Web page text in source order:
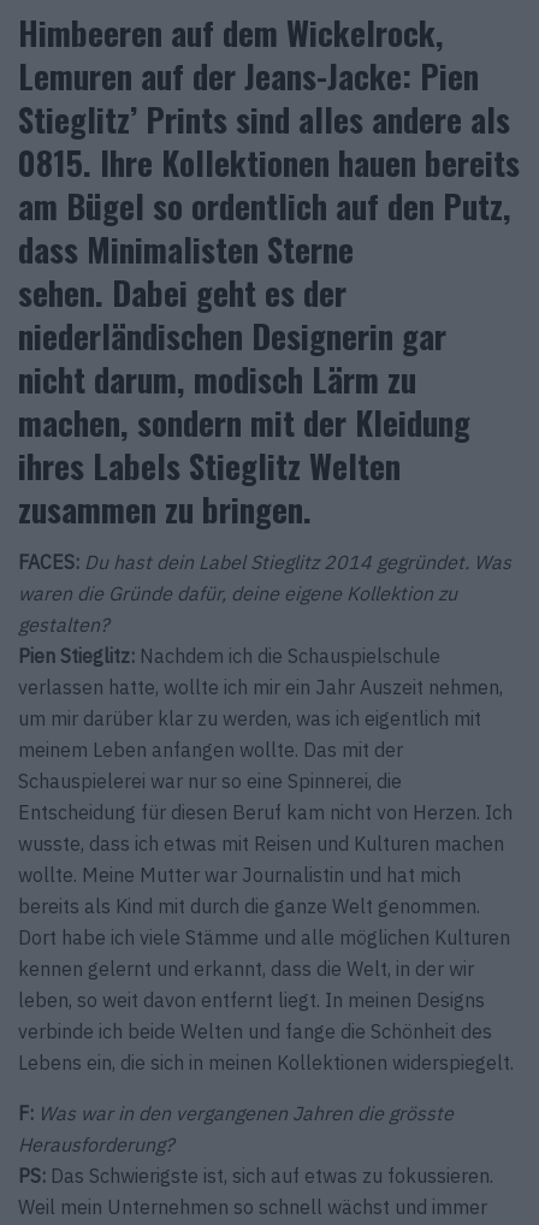
Himbeeren auf dem Wickelrock,
Lemuren auf der Jeans-Jacke: Pien
Stieglitz’ Prints sind alles andere als
0815. Ihre Kollektionen hauen bereits
am Bügel so ordentlich auf den Putz,
dass Minimalisten Sterne
sehen. Dabei geht es der
niederländischen Designerin gar
nicht darum, modisch Lärm zu
machen, sondern mit der Kleidung
ihres Labels Stieglitz Welten
zusammen zu bringen.
FACES: Du hast dein Label Stieglitz 2014 gegründet. Was
waren die Gründe dafür, deine eigene Kollektion zu
gestalten?
Pien Stieglitz: Nachdem ich die Schauspielschule
verlassen hatte, wollte ich mir ein Jahr Auszeit nehmen,
um mir darüber klar zu werden, was ich eigentlich mit
meinem Leben anfangen wollte. Das mit der
Schauspielerei war nur so eine Spinnerei, die
Entscheidung für diesen Beruf kam nicht von Herzen. Ich
wusste, dass ich etwas mit Reisen und Kulturen machen
wollte. Meine Mutter war Journalistin und hat mich
bereits als Kind mit durch die ganze Welt genommen.
Dort habe ich viele Stämme und alle möglichen Kulturen
kennen gelernt und erkannt, dass die Welt, in der wir
leben, so weit davon entfernt liegt. In meinen Designs
verbinde ich beide Welten und fange die Schönheit des
Lebens ein, die sich in meinen Kollektionen widerspiegelt.
F: Was war in den vergangenen Jahren die grösste
Herausforderung?
PS: Das Schwierigste ist, sich auf etwas zu fokussieren.
Weil mein Unternehmen so schnell wächst und immer